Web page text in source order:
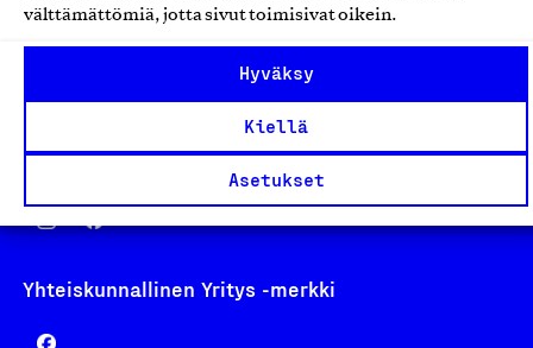
välttämättömiä, jotta sivut toimisivat oikein.
Hyväksy
Kiellä
Asetukset
Avainlippu
Yhteiskunnallinen Yritys -merkki